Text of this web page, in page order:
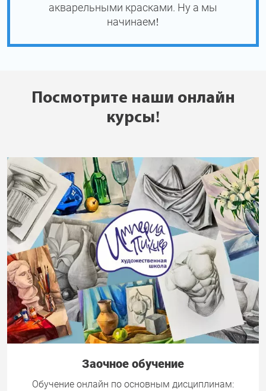
акварельными красками. Ну а мы
начинаем!
Посмотрите наши онлайн
курсы!
Заочное обучение
Обучение онлайн по основным дисциплинам: